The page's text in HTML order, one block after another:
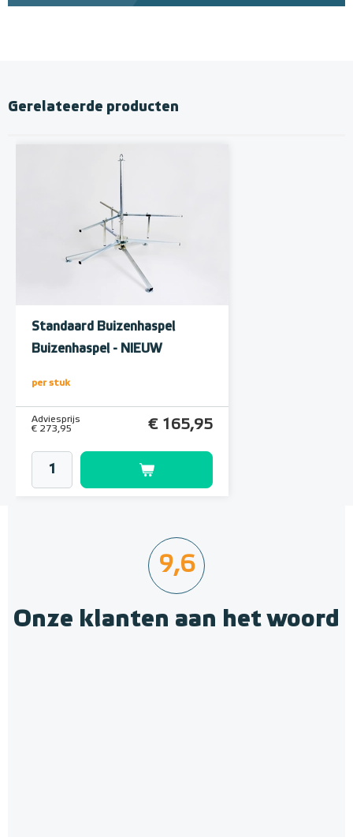
Gerelateerde producten
Standaard Buizenhaspel
Buizenhaspel - NIEUW
per stuk
Adviesprijs
€ 273,95
€ 165,95
9,6
Onze klanten aan het woord